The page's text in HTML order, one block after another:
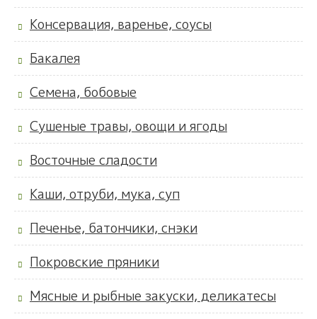
Консервация, варенье, соусы
Бакалея
Семена, бобовые
Сушеные травы, овощи и ягоды
Восточные сладости
Каши, отруби, мука, суп
Печенье, батончики, снэки
Покровские пряники
Мясные и рыбные закуски, деликатесы